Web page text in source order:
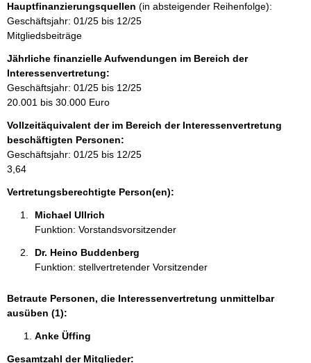
i
n
f
o
r
m
a
i
o
n
e
n
Hauptfinanzierungsquellen (in absteigender Reihenfolge):
Geschäftsjahr: 01/25 bis 12/25
Mitgliedsbeiträge
Jährliche finanzielle Aufwendungen im Bereich der
Interessenvertretung:
Geschäftsjahr: 01/25 bis 12/25
20.001 bis 30.000 Euro
Vollzeitäquivalent der im Bereich der Interessenvertretung
beschäftigten Personen:
Geschäftsjahr: 01/25 bis 12/25
3,64
Vertretungsberechtigte Person(en):
Michael Ullrich
Funktion: Vorstandsvorsitzender
Dr. Heino Buddenberg
Funktion: stellvertretender Vorsitzender
Betraute Personen, die Interessenvertretung unmittelbar
ausüben (1):
Anke Üffing
Gesamtzahl der Mitglieder: